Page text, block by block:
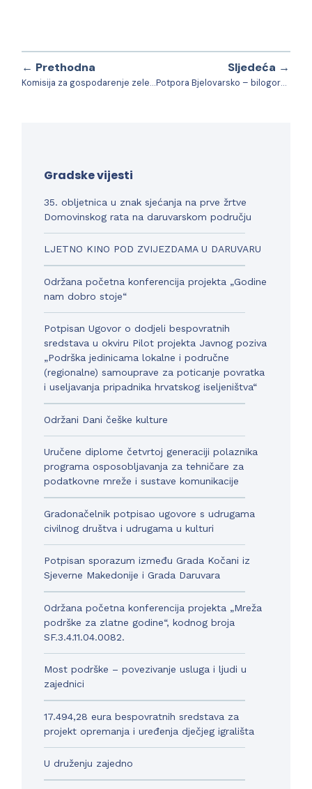
← Prethodna
Komisija za gospodarenje zelenim površinama razmatrala zahtjeve građana
Sljedeća →
Potpora Bjelovarsko – bilogorske županije ustanovama i udrugama Grada Daruvara
Gradske vijesti
35. obljetnica u znak sjećanja na prve žrtve
Domovinskog rata na daruvarskom području
LJETNO KINO POD ZVIJEZDAMA U DARUVARU
Održana početna konferencija projekta „Godine
nam dobro stoje“
Potpisan Ugovor o dodjeli bespovratnih
sredstava u okviru Pilot projekta Javnog poziva
„Podrška jedinicama lokalne i područne
(regionalne) samouprave za poticanje povratka
i useljavanja pripadnika hrvatskog iseljeništva“
Održani Dani češke kulture
Uručene diplome četvrtoj generaciji polaznika
programa osposobljavanja za tehničare za
podatkovne mreže i sustave komunikacije
Gradonačelnik potpisao ugovore s udrugama
civilnog društva i udrugama u kulturi
Potpisan sporazum između Grada Kočani iz
Sjeverne Makedonije i Grada Daruvara
Održana početna konferencija projekta „Mreža
podrške za zlatne godine“, kodnog broja
SF.3.4.11.04.0082.
Most podrške – povezivanje usluga i ljudi u
zajednici
17.494,28 eura bespovratnih sredstava za
projekt opremanja i uređenja dječjeg igrališta
U druženju zajedno